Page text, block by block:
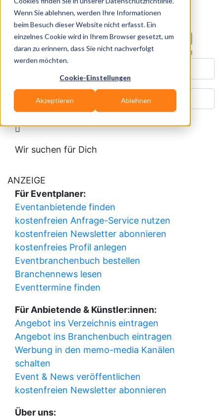
Wenn Sie ablehnen, werden Ihre Informationen
beim Besuch dieser Website nicht erfasst. Ein
einzelnes Cookie wird in Ihrem Browser gesetzt, um
daran zu erinnern, dass Sie nicht nachverfolgt
werden möchten.
Cookie-Einstellungen
Akzeptieren Ablehnen
Datum:Freitag, 07.08.2026
Veranstalter:
Adresse:
Was? Künstler, Zelte, Bands, Catering, ...
Wo? Stadt, PLZ, Ort
Wir suchen für Dich
ANZEIGE
Für Eventplaner:
Eventanbietende finden
kostenfreien Anfrage-Service nutzen
kostenfreien Newsletter abonnieren
kostenfreies Profil anlegen
Eventbranchenbuch bestellen
Branchennews lesen
Eventtermine finden
Für Anbietende & Künstler:innen:
Angebot ins Verzeichnis eintragen
Angebot ins Branchenbuch eintragen
Werbung in den memo-media Kanälen
schalten
Event & News veröffentlichen
kostenfreien Newsletter abonnieren
Über uns: